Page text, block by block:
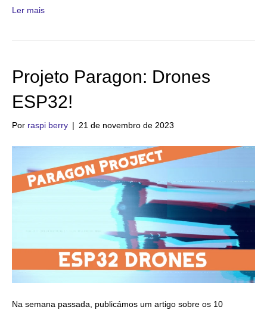
Ler mais
Projeto Paragon: Drones
ESP32!
Por raspi berry | 21 de novembro de 2023
Na semana passada, publicámos um artigo sobre os 10